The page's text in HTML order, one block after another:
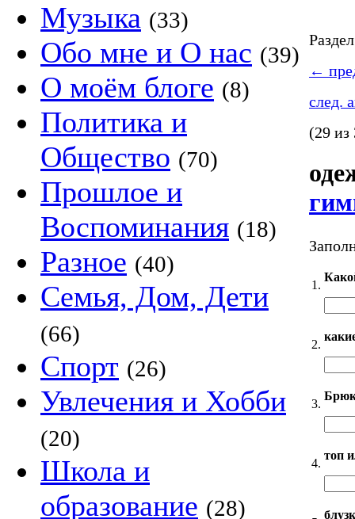
Музыка (33)
Обо мне и О нас (39)
О моём блоге (8)
Политика и
Общество (70)
Прошлое и
Воспоминания (18)
Разное (40)
Семья, Дом, Дети
(66)
Спорт (26)
Увлечения и Хобби
(20)
Школа и
образование (28)
←
след.
(29 из
1.
2.
3.
4.
топ